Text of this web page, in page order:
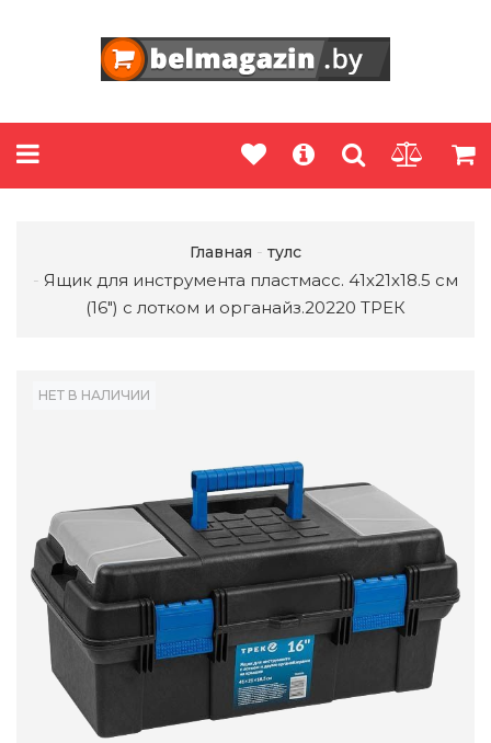
Главная тулс
Ящик для инструмента пластмасс. 41х21х18.5 см
(16") с лотком и органайз.20220 ТРЕК
НЕТ В НАЛИЧИИ